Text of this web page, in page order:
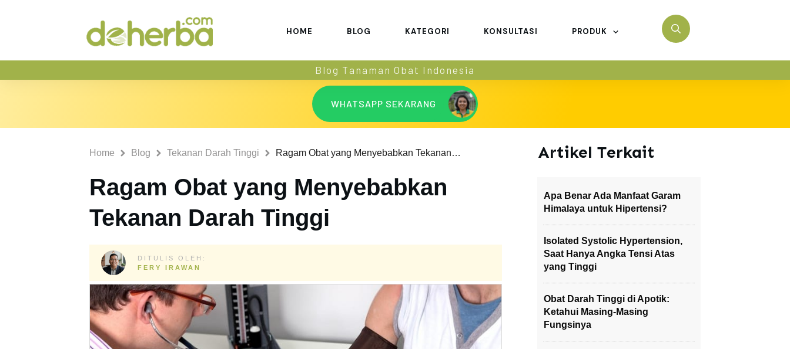
HOME BLOG KATEGORI KONSULTASI PRODUK
Blog Tanaman Obat Indonesia
WHATSAPP SEKARANG
Home Blog Tekanan Darah Tinggi Ragam Obat yang Menyebabkan Tekanan Darah Tinggi
Ragam Obat yang Menyebabkan
Tekanan Darah Tinggi
DITULIS OLEH:
FERY IRAWAN
Artikel Terkait
Apa Benar Ada Manfaat Garam
Himalaya untuk Hipertensi?
Isolated Systolic Hypertension,
Saat Hanya Angka Tensi Atas
yang Tinggi
Obat Darah Tinggi di Apotik:
Ketahui Masing-Masing
Fungsinya